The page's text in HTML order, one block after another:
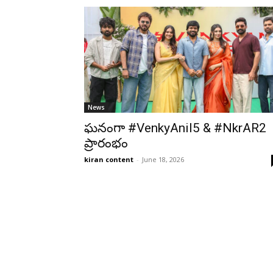
News
ఘనంగా #VenkyAnil5 & #NkrAR2
ప్రారంభం
kiran content - June 18, 2026